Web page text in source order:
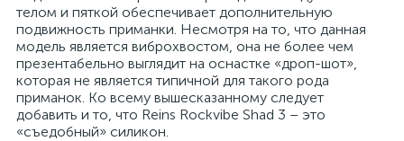
телом и пяткой обеспечивает дополнительную
подвижность приманки. Несмотря на то, что данная
модель является виброхвостом, она не более чем
презентабельно выглядит на оснастке «дроп-шот»,
которая не является типичной для такого рода
приманок. Ко всему вышесказанному следует
добавить и то, что Reins Rockvibe Shad 3 – это
«съедобный» силикон.